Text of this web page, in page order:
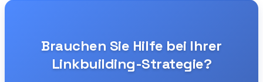
Brauchen Sie Hilfe bei Ihrer
Linkbuilding-Strategie?